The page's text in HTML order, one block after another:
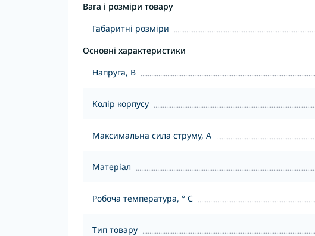
Вага і розміри товару
Габаритні розміри
Основні характеристики
Напруга, В
Колір корпусу
Максимальна сила струму, А
Матеріал
Робоча температура, ° С
Тип товару